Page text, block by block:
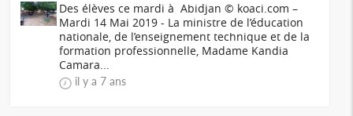
Des élèves ce mardi à Abidjan © koaci.com –
Mardi 14 Mai 2019 - La ministre de l’éducation
nationale, de l’enseignement technique et de la
formation professionnelle, Madame Kandia
Camara...
il y a 7 ans